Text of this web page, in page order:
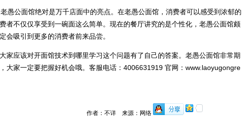
愚公面馆绝对是万千店面中的亮点。在老愚公面馆，消费者可以感受到浓郁的
者不仅仅享受到一碗面这么简单。现在的餐厅讲究的是个性化，老愚公面馆颇
会吸引到更多的消费者前来品尝。
家应该对开面馆技术到哪里学习这个问题有了自己的答案。老愚公面馆非常期
大家一定要把握好机会哦。客服电话：4006631919 官网： www.laoyugongre
作者：不详 来源：网络